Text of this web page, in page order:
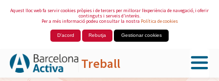
Aquest lloc web fa servir cookies pròpies i de tercers per millorar l’experiència de navegació, i oferir
continguts i serveis d’interès.
Per a més informació podeu consultar la nostra Política de cookies
D'acord Rebutja Gestionar cookies
Treball